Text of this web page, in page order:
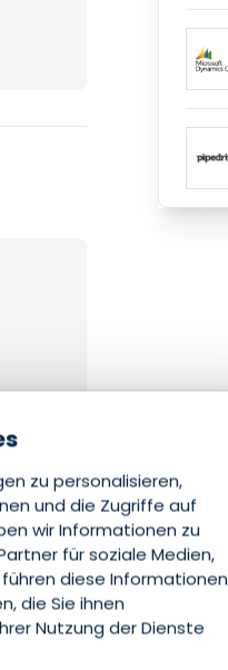
zu personalisieren,
und die Zugriffe auf
wir Informationen zu
für soziale Medien,
diese Informationen
die Sie ihnen
Nutzung der Dienste